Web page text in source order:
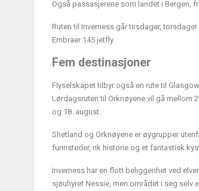
Også passasjerene som landet i Bergen,
Ruten til Inverness går tirsdager,
Embraer 145 jetfly.
Fem destinasjoner
Flyselskapet tilbyr også en rute til
Lørdagsruten til Orknøyene vil gå mellom
og 18. august.
Shetland og Orknøyene er øygrupper
funnsteder, rik historie og et fantastisk
Inverness har en flott beliggenhet ved
sjøuhyret Nessie, men området i seg selv